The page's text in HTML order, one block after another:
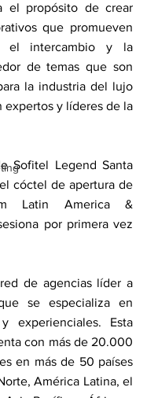
el propósito de crear
que promueven
el intercambio y la
de temas que son
la industria del lujo
expertos y líderes de la
Sofitel Legend Santa
cóctel de apertura de
Latin America &
por primera vez
de agencias líder a
se especializa en
experienciales. Esta
con más de 20.000
en más de 50 países
América Latina, el